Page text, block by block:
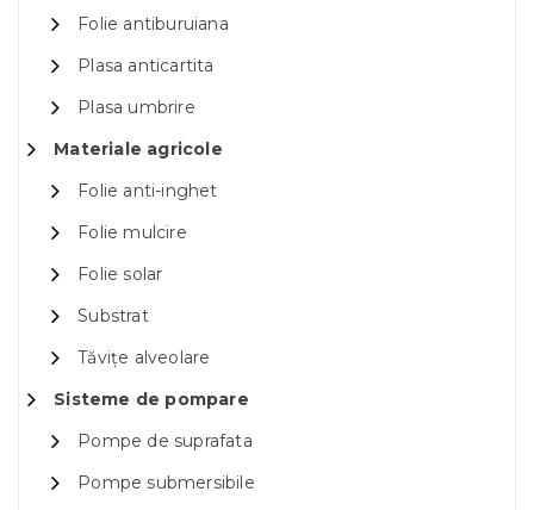
Folie antiburuiana
Plasa anticartita
Plasa umbrire
Materiale agricole
Folie anti-inghet
Folie mulcire
Folie solar
Substrat
Tăvițe alveolare
Sisteme de pompare
Pompe de suprafata
Pompe submersibile